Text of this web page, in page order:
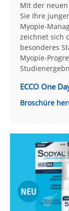
Mit der neuen
Sie Ihre
Myopie-
zeichnet sich
besonderes
Myopie-
ECCO One
Broschüre